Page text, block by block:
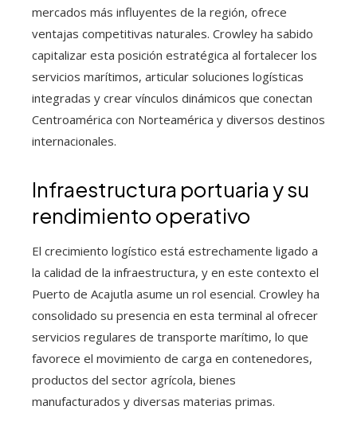
mercados más influyentes de la región, ofrece
ventajas competitivas naturales. Crowley ha sabido
capitalizar esta posición estratégica al fortalecer los
servicios marítimos, articular soluciones logísticas
integradas y crear vínculos dinámicos que conectan
Centroamérica con Norteamérica y diversos destinos
internacionales.
Infraestructura portuaria y su
rendimiento operativo
El crecimiento logístico está estrechamente ligado a
la calidad de la infraestructura, y en este contexto el
Puerto de Acajutla asume un rol esencial. Crowley ha
consolidado su presencia en esta terminal al ofrecer
servicios regulares de transporte marítimo, lo que
favorece el movimiento de carga en contenedores,
productos del sector agrícola, bienes
manufacturados y diversas materias primas.